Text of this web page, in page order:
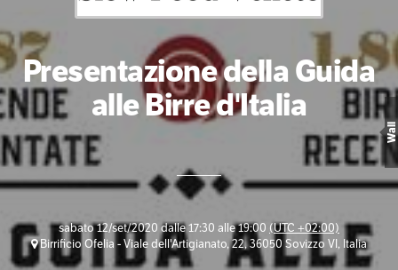
Presentazione della Guida
alle Birre d'Italia
sabato 12/set/2020 dalle 17:30 alle 19:00 (UTC +02:00)
Birrificio Ofelia - Viale dell'Artigianato, 22, 36050 Sovizzo VI, Italia
Wall